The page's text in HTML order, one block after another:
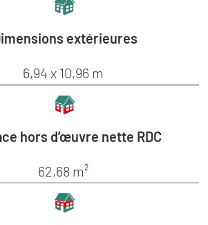
extérieures
6,94 x 10,96 m
hors d’œuvre nette RDC
62,68 m²